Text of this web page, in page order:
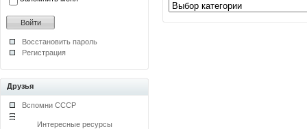
Восстановить пароль
Регистрация
Друзья
Вспомни СССР
Интересные ресурсы